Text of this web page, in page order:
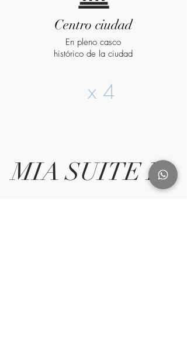
Centro ciudad
En pleno casco
histórico de la ciudad
x 4
MIA SUITE I